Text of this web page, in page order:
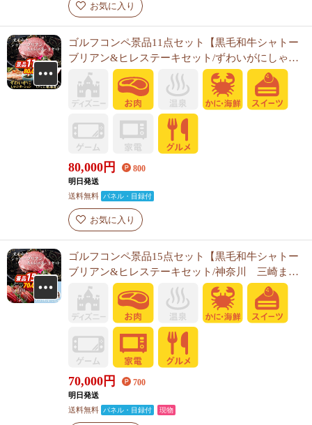
お気に入り
ゴルフコンペ景品11点セット【黒毛和牛シャトー
ブリアン&ヒレステーキセット/ずわいがにしゃぶ
ポーション 他】A3パネル・目録付き<送料無料>
80,000円 800
明日発送
送料無料
パネル・目録付
お気に入り
ゴルフコンペ景品15点セット【黒毛和牛シャトー
ブリアン&ヒレステーキセット/神奈川 三崎まぐ
ろの詰合せ 他】A3パネル・目録付き<送料無料>
70,000円 700
明日発送
送料無料
パネル・目録付 現物